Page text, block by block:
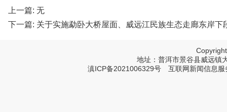
上一篇: 无
下一篇: 关于实施勐卧大桥屋面、威远江民族生态走廊东岸下
地址：普洱市景谷县威远
滇ICP备2021006329号 互联网新闻信息服